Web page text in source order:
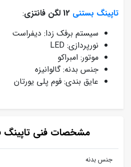
تاپینگ بستنی
:
سیستم برفک زدا: دیفراست
نورپردازی: LED
موتور: امبراکو
جنس بدنه: گالوانیزه
عایق بندی: فوم پلی یورتان
مشخصات فنی تاپینگ
جنس بدنه